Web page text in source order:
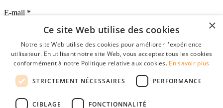
E-mail *
Mot de passe
se souvenir de moi
mot de passe oublié?
Profil Employeur gratuit
×
Ce site Web utilise des cookies
Notre site Web utilise des cookies pour améliorer l'expérience
utilisateur. En utilisant notre site Web, vous acceptez tous les cookies
conformément à notre Politique relative aux cookies. En savoir plus
STRICTEMENT NÉCESSAIRES PERFORMANCE
CIBLAGE FONCTIONNALITÉ